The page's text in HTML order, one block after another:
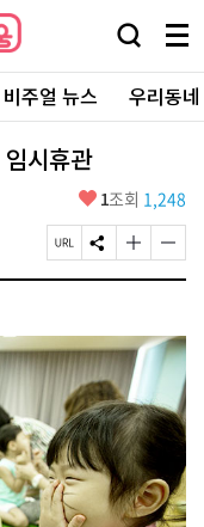
검
창
열
기
메
뉴
전
체
보
비주얼 뉴스 우리동
시휴관
좋
요
1조회 1,248
페
이
R
L
복
사
S
N
유
하
기
글
자
크
게
변
경
하
기
글
자
작
게
변
경
하
기